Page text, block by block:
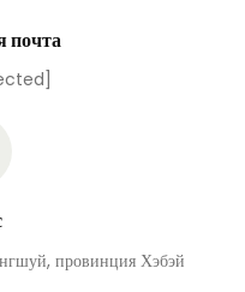
почта
провинция Хэбэй